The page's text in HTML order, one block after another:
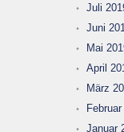
Juli
Juni
Mai
April
März
Januar